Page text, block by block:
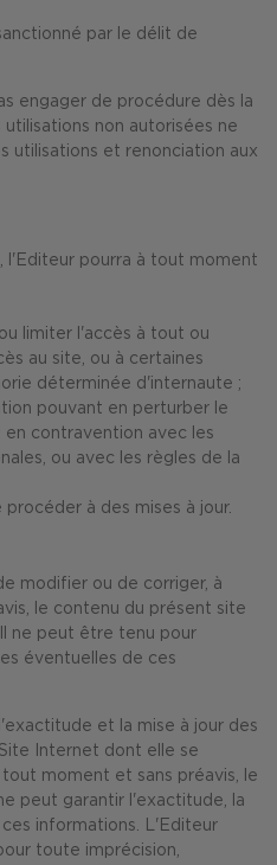
par le délit de
engager de procédure dès la
non autorisées ne
utilisations et renonciation aux
l'Editeur pourra à tout moment
limiter l'accès à tout ou
au site, ou à certaines
déterminée d'internaute ;
pouvant en perturber le
contravention avec les
ou avec les règles de la
à des mises à jour.
modifier ou de corriger, à
le contenu du présent site
ne peut être tenu pour
éventuelles de ces
et la mise à jour des
Internet dont elle se
moment et sans préavis, le
peut garantir l'exactitude, la
informations. L'Editeur
toute imprécision,